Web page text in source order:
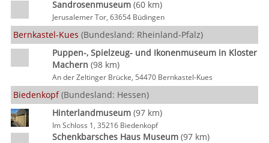
Sandrosenmuseum(60 km)
Jerusalemer Tor, 63654 Büdingen
Bernkastel-Kues (Bundesland: Rheinland-Pfalz)
Puppen-, Spielzeug- und Ikonenmuseum in Kloster
Machern (98 km)
An der Zeltinger Brücke, 54470 Bernkastel-Kues
Biedenkopf(Bundesland: Hessen)
Hinterlandmuseum(97 km)
Im Schloss 1, 35216 Biedenkopf
Schenkbarsches Haus Museum(97 km)